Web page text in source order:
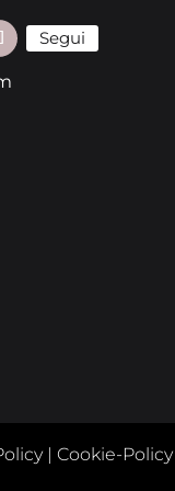
Segui
|Cookie-Policy